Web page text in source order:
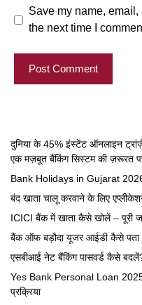
Save my name,
the next time I
दुनिया के 45% इंस्टेंट ऑनलाइन
एक मज़बूत बैंकिंग सिस्टम की ज़रूरत
Bank Holidays in Gujarat
बंद खाता चालू करवाने के लिए
ICICI बैंक में खाता कैसे खोलें – पूरी
बैंक ऑफ बड़ौदा यूजर आईडी कैसे पता
एसबीआई नेट बैंकिंग पासवर्ड कैसे
Yes Bank Personal Loan
प्रक्रिया